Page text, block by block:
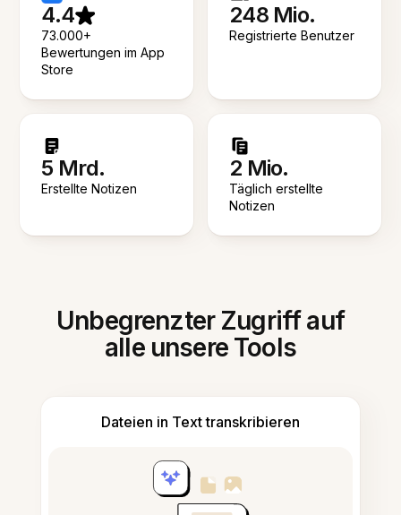
4.4
73.000+
Bewertungen im App
Store
248 Mio.
Registrierte Benutzer
5 Mrd.
Erstellte Notizen
2 Mio.
Täglich erstellte
Notizen
Unbegrenzter Zugriff auf
alle unsere Tools
Dateien in Text transkribieren